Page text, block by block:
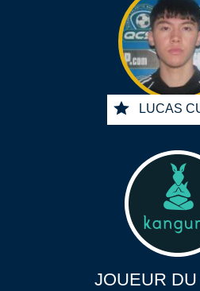
LUCAS
JOUEUR DU